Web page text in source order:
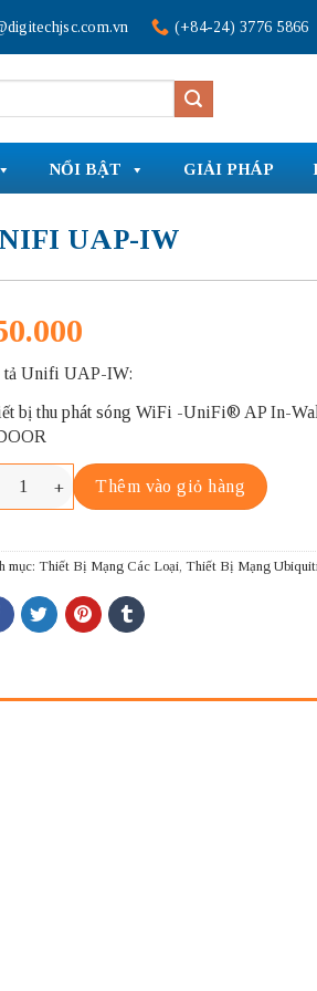
(+84-24) 3776 5866
NỔI BẬT GIẢI PHÁP
UAP-IW
tả Unifi UAP-IW:
bị thu phát sóng WiFi -UniFi® AP In-
UAP-IW số lượng
Thêm vào giỏ hàng
mục: Thiết Bị Mạng Các Loại, Thiết Bị Mạng